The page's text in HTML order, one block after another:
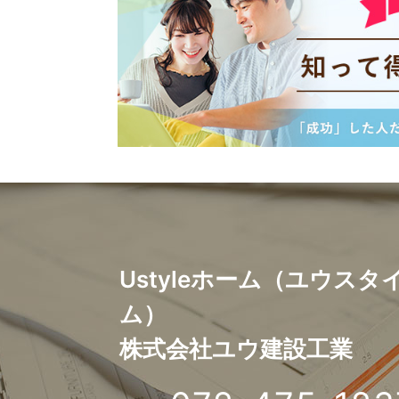
T
E
N
T
1
Ustyleホーム（ユウスタ
ム）
株式会社ユウ建設工業